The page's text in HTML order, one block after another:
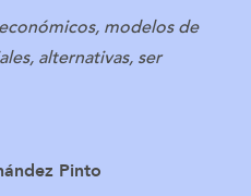
modelos de
alternativas, ser
Pinto​